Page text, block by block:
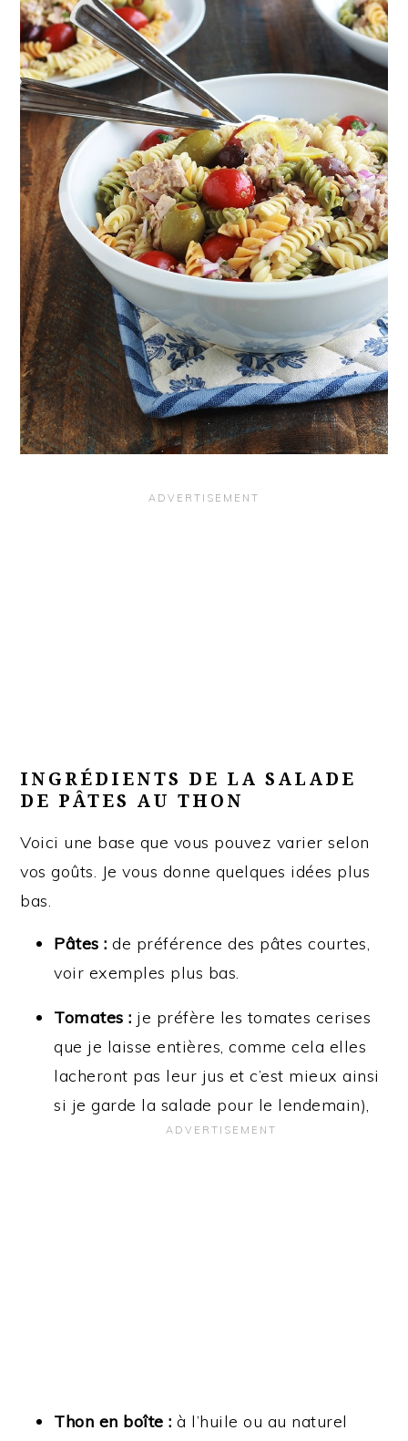
INGRÉDIENTS DE LA SALADE
DE PÂTES AU THON
Voici une base que vous pouvez varier selon
vos goûts. Je vous donne quelques idées plus
bas.
Pâtes : de préférence des pâtes courtes,
voir exemples plus bas.
Tomates : je préfère les tomates cerises
que je laisse entières, comme cela elles
lacheront pas leur jus et c’est mieux ainsi
si je garde la salade pour le lendemain),
Thon en boîte : à l’huile ou au naturel